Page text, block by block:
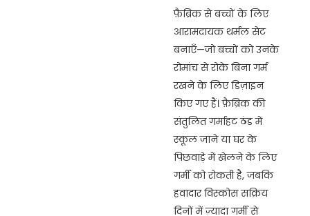
फ़ैब्रिक से बच्चों के लिए
आरामदायक थर्मल सेट
बनाएँ—जो बच्चों को उनके
रोमांच से रोके बिना गर्म
रखने के लिए डिज़ाइन
किए गए हैं। फ़ैब्रिक की
संतुलित गर्माहट ठंड में
स्कूल जाने या घर के
पिछवाड़े में खेलने के लिए
गर्मी को रोकती है, जबकि
हवादार विस्कोस सक्रिय
दिनों में ज़्यादा गर्मी से